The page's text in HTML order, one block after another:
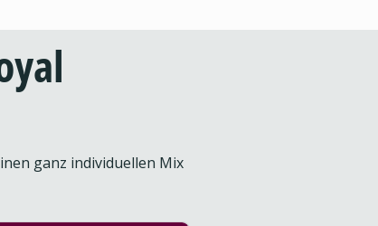
ganz individuellen Mix